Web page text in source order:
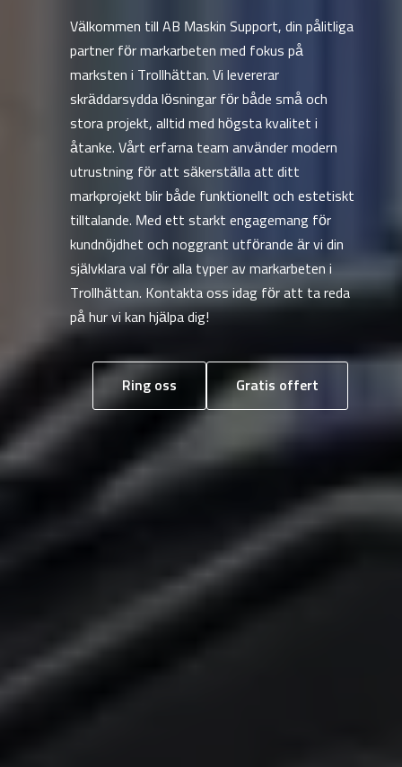
Välkommen till AB Maskin Support, din pålitliga
partner för markarbeten med fokus på
marksten i Trollhättan. Vi levererar
skräddarsydda lösningar för både små och
stora projekt, alltid med högsta kvalitet i
åtanke. Vårt erfarna team använder modern
utrustning för att säkerställa att ditt
markprojekt blir både funktionellt och estetiskt
tilltalande. Med ett starkt engagemang för
kundnöjdhet och noggrant utförande är vi din
självklara val för alla typer av markarbeten i
Trollhättan. Kontakta oss idag för att ta reda
på hur vi kan hjälpa dig!
Ring oss Gratis offert